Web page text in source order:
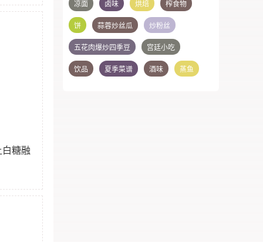
糖融
凉面 卤味 烘焙 榨食物
饼 蒜蓉炒丝瓜 炒粉丝
五花肉爆炒四季豆 宫廷小吃
饮品 夏季菜谱 酒味 蒸鱼